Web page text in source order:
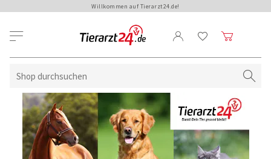
Willkommen auf Tierarzt24.de!